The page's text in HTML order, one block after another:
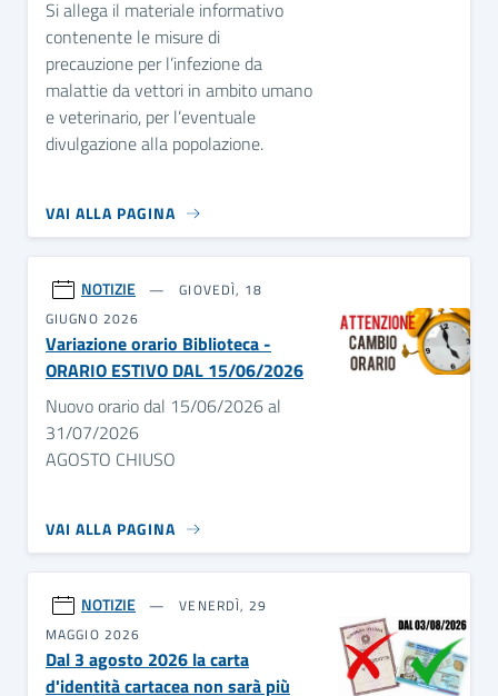
Si allega il materiale informativo
contenente le misure di
precauzione per l’infezione da
malattie da vettori in ambito umano
e veterinario, per l’eventuale
divulgazione alla popolazione.
VAI ALLA PAGINA
NOTIZIE
GIOVEDÌ, 18
GIUGNO 2026
Variazione orario Biblioteca -
ORARIO ESTIVO DAL 15/06/2026
Nuovo orario dal 15/06/2026 al
31/07/2026
AGOSTO CHIUSO
VAI ALLA PAGINA
NOTIZIE
VENERDÌ, 29
MAGGIO 2026
Dal 3 agosto 2026 la carta
d'identità cartacea non sarà più